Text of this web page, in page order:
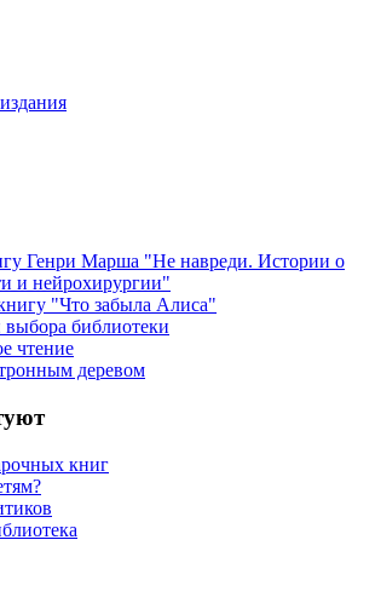
Генри Марша "Не навреди. Истории о
и нейрохирургии"
"Что забыла Алиса"
библиотеки
чтение
деревом
книг